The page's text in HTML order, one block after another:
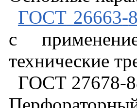
ГОСТ26663-
с
технические
ГОСТ27678-